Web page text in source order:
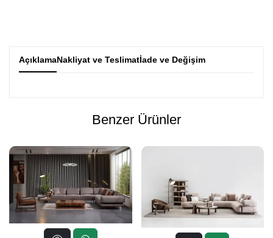
AçıklamaNakliyat ve Teslimatİade ve Değişim
Benzer Ürünler